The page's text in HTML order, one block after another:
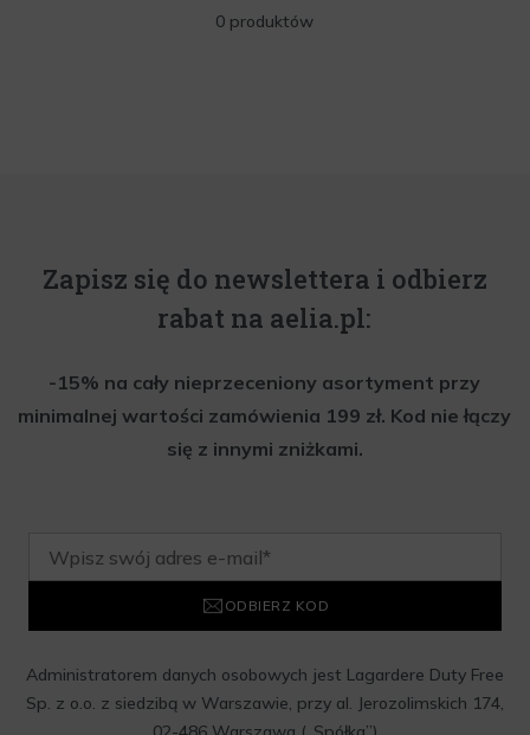
0 produktów
Zapisz się do newslettera i odbierz
rabat na aelia.pl:
-15% na cały nieprzeceniony asortyment przy
minimalnej wartości zamówienia 199 zł. Kod nie łączy
się z innymi zniżkami.
ODBIERZ KOD
Administratorem danych osobowych jest Lagardere Duty Free
Sp. z o.o. z siedzibą w Warszawie, przy al. Jerozolimskich 174,